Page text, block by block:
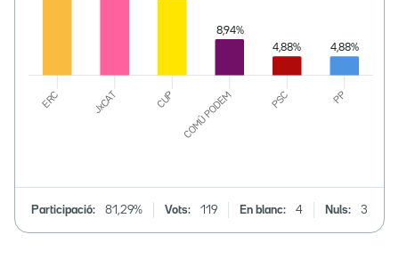
Participació: 81,29% Vots: 119 En blanc: 4 Nuls: 3